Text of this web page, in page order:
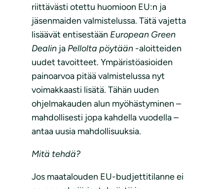
riittävästi otettu huomioon EU:n ja
jäsenmaiden valmistelussa. Tätä vajetta
lisäävät entisestään European Green
Dealin ja Pellolta pöytään -aloitteiden
uudet tavoitteet. Ympäristöasioiden
painoarvoa pitää valmistelussa nyt
voimakkaasti lisätä. Tähän uuden
ohjelmakauden alun myöhästyminen –
mahdollisesti jopa kahdella vuodella –
antaa uusia mahdollisuuksia.
Mitä tehdä?
Jos maatalouden EU-budjettitilanne ei